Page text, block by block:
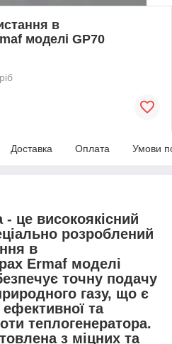
в
моделі GP70
Доставка Оплата Умови
це високоякісний
розроблений
в
Ermaf моделі
точну подачу
газу, що є
та
теплогенератора.
з міцних та